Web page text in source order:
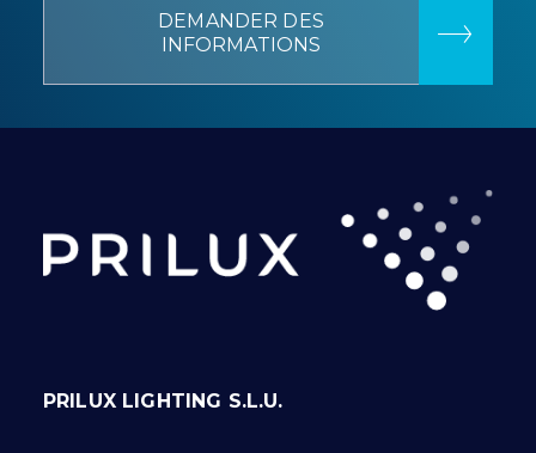
DEMANDER DES
INFORMATIONS
PRILUX LIGHTING S.L.U.